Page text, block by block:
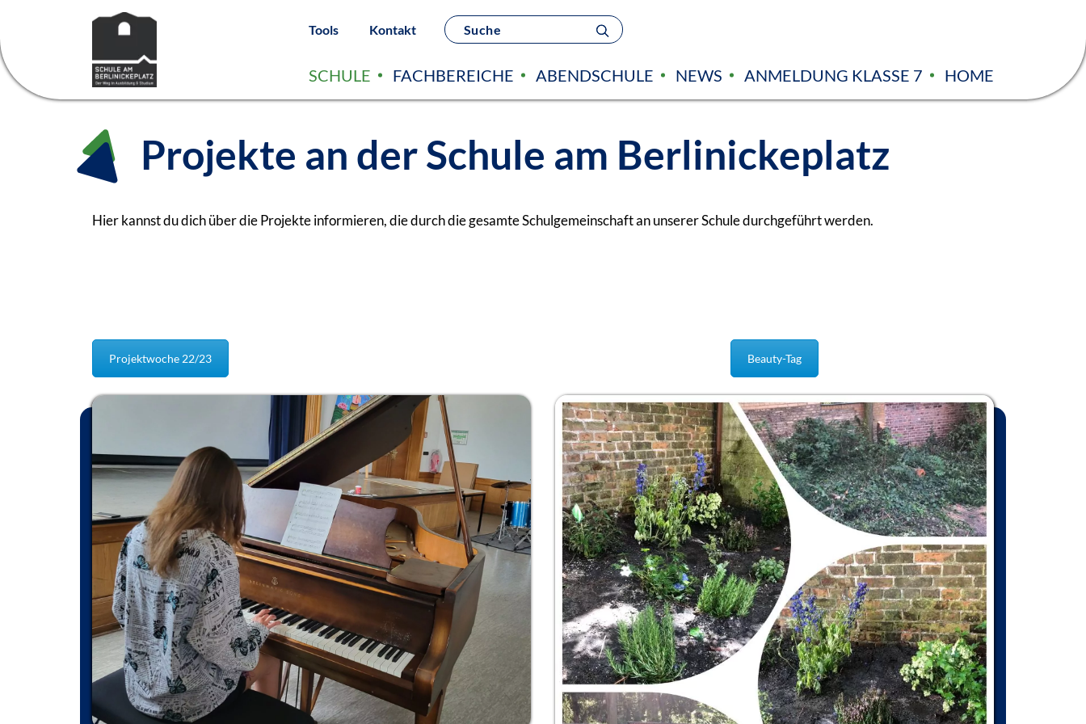
Tools Kontakt
SCHULE FACHBEREICHE ABENDSCHULE NEWS ANMELDUNG KLASSE 7 HOME
Projekte an der Schule am Berlinickeplatz
Hier kannst du dich über die Projekte informieren, die durch die gesamte Schulgemeinschaft an unserer Schule durchgeführt werden.
Projektwoche 22/23 Beauty-Tag